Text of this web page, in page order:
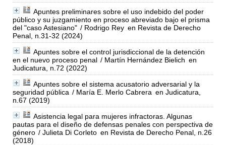
Apuntes preliminares sobre el uso indebido del poder
público y su juzgamiento en proceso abreviado bajo el prisma
del "caso Astesiano" / Rodrigo Rey en Revista de Derecho
Penal, n.31-32 (2024)
Apuntes sobre el control jurisdiccional de la detención
en el nuevo proceso penal / Martín Hernández Bielich en
Judicatura, n.72 (2022)
Apuntes sobre el sistema acusatorio adversarial y la
seguridad pública / María E. Merlo Cabrera en Judicatura,
n.67 (2019)
Asistencia legal para mujeres infractoras. Algunas
pautas para el diseño de defensas penales con perspectiva de
género / Julieta Di Corleto en Revista de Derecho Penal, n.26
(2018)